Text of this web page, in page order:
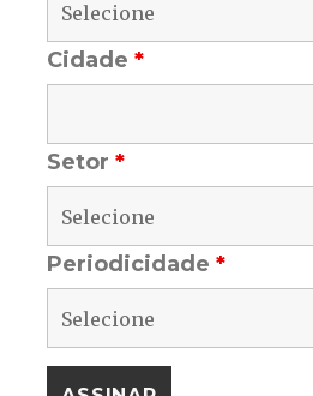
Cidade*
Setor*
Periodicidade*